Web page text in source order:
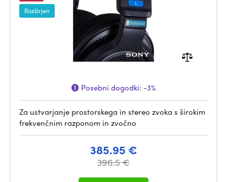
Razširjen
Posebni dogodki: -3%
Za ustvarjanje prostorskega in stereo zvoka s širokim
frekvenčnim razponom in zvočno
385.95 €
396.5 €